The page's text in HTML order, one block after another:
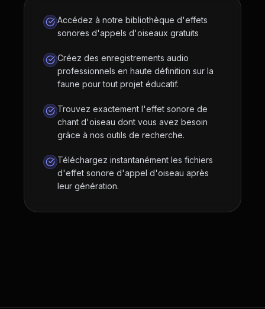
Accédez à notre bibliothèque d'effets
sonores d'appels d'oiseaux gratuits
Créez des enregistrements audio
professionnels en haute définition sur la
faune pour tout projet éducatif.
Trouvez exactement l'effet sonore de
chant d'oiseau dont vous avez besoin
grâce à nos outils de recherche.
Téléchargez instantanément les fichiers
d'effet sonore d'appel d'oiseau après
leur génération.